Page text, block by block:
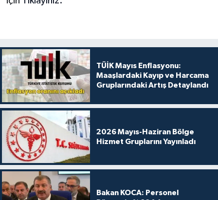
TÜİK Mayıs Enflasyonu:
Maaşlardaki Kayıp ve Harcama
Gruplarındaki Artış Detaylandı
2026 Mayıs-Haziran Bölge
Hizmet Gruplarını Yayınladı
Bakan KOCA: Personel